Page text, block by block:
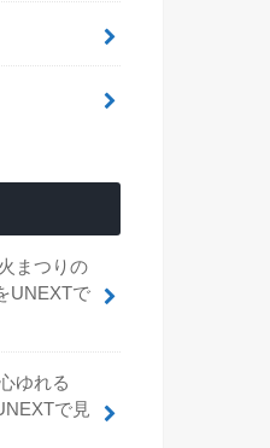
まつりの
UNEXTで
ゆれる
で見